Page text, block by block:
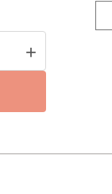
+